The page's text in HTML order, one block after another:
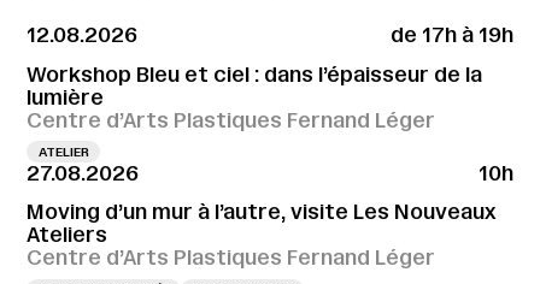
12.08.2026
de 17h à 19h
Workshop Bleu et ciel : dans l’épaisseur de la
lumière
Centre d’Arts Plastiques Fernand Léger
ATELIER
27.08.2026
10h
Moving d’un mur à l’autre, visite Les Nouveaux
Ateliers
Centre d’Arts Plastiques Fernand Léger